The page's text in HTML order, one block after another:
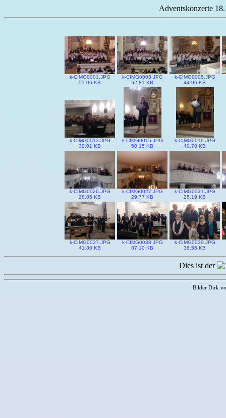
Adventskonzerte
k-CIMG0001.JPG
51.06 KB
k-CIMG0003.JPG
52.81 KB
k-CIMG0005.JPG
44.96 KB
k-CIMG0013.JPG
30.01 KB
k-CIMG0015.JPG
50.15 KB
k-CIMG0016.JPG
40.70 KB
k-CIMG0026.JPG
28.85 KB
k-CIMG0027.JPG
29.77 KB
k-CIMG0031.JPG
25.19 KB
k-CIMG0037.JPG
41.80 KB
k-CIMG0038.JPG
37.10 KB
k-CIMG0039.JPG
36.55 KB
Dies ist der
Bilder Dirk